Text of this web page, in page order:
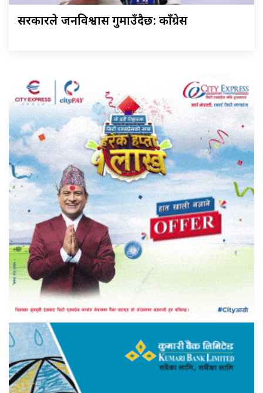
सरकारले जनविश्वास गुमाउँदैछ: काँग्रेस